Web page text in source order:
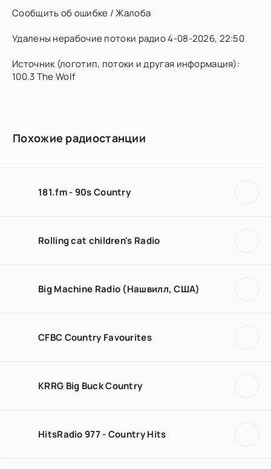
Сообщить об ошибке / Жалоба
Удалены нерабочие потоки радио 4-08-2026, 22:50
Источник (логотип, потоки и другая информация):
100.3 The Wolf
Похожие радиостанции
181.fm - 90s Country
Rolling cat children's Radio
Big Machine Radio (Нашвилл, США)
CFBC Country Favourites
KRRG Big Buck Country
HitsRadio 977 - Country Hits